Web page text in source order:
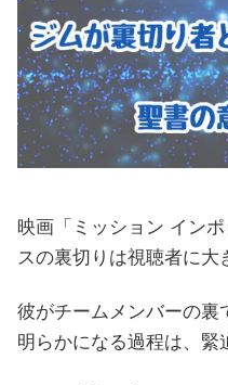
映画「ミッション イン
スの裏切りは視聴者に大
彼がチームメンバーの裏
明らかになる過程は、緊